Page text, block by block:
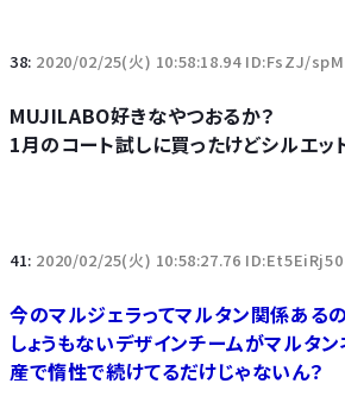
38: 2020/02/25(火) 10:58:18.94 ID:FsZJ/
MUJILABO好きなやつおるか？
1月のコート試しに買ったけどシルエッ
41: 2020/02/25(火) 10:58:27.76 ID:Et5EiRj50
今のマルジェラってマルタン関係ある
しょうもないデザインチームがマルタ
産で惰性で続けてるだけじゃないん？